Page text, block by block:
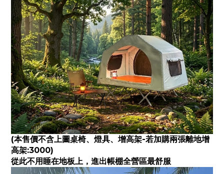
(本售價不含上圖桌椅、燈具、 增高架-若加購兩張離地增
高架:3000)
從此不用睡在地板上，進出帳棚全營區最舒服